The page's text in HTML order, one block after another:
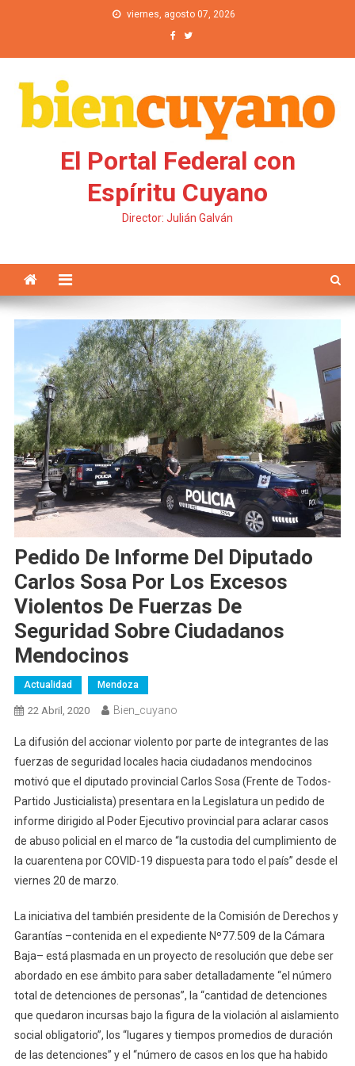
viernes, agosto 07, 2026
El Portal Federal con
Espíritu Cuyano
Director: Julián Galván
Pedido De Informe Del Diputado
Carlos Sosa Por Los Excesos
Violentos De Fuerzas De
Seguridad Sobre Ciudadanos
Mendocinos
Actualidad Mendoza
22 Abril, 2020 Bien_cuyano
La difusión del accionar violento por parte de integrantes de las
fuerzas de seguridad locales hacia ciudadanos mendocinos
motivó que el diputado provincial Carlos Sosa (Frente de Todos-
Partido Justicialista) presentara en la Legislatura un pedido de
informe dirigido al Poder Ejecutivo provincial para aclarar casos
de abuso policial en el marco de “la custodia del cumplimiento de
la cuarentena por COVID-19 dispuesta para todo el país” desde el
viernes 20 de marzo.
La iniciativa del también presidente de la Comisión de Derechos y
Garantías –contenida en el expediente Nº77.509 de la Cámara
Baja– está plasmada en un proyecto de resolución que debe ser
abordado en ese ámbito para saber detalladamente “el número
total de detenciones de personas”, la “cantidad de detenciones
que quedaron incursas bajo la figura de la violación al aislamiento
social obligatorio”, los “lugares y tiempos promedios de duración
de las detenciones” y el “número de casos en los que ha habido